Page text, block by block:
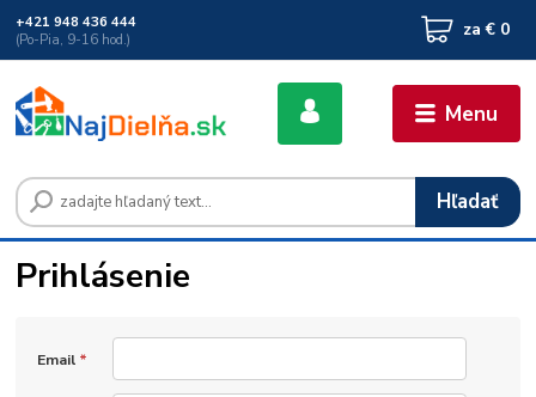
Menu
Hľadať
+421 948 436 444
(Po-Pia, 9-16 hod.)
za € 0
Prihlásenie
Email *